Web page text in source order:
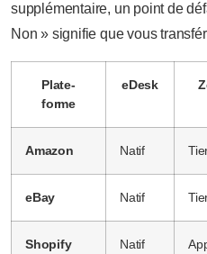
supplémentaire, un point de
Non » signifie que vous
Plate-
forme
eDesk
Amazon Natif
eBay Natif
Shopify Natif